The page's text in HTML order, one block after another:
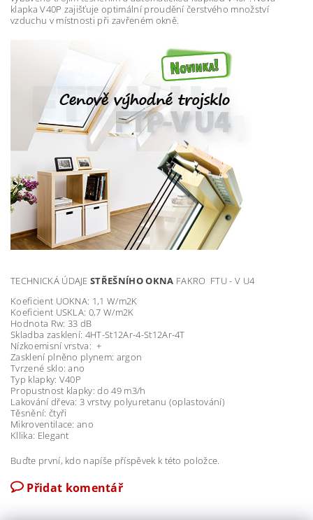
klapka V40P zajišťuje optimální proudění čerstvého množství
vzduchu v místnosti při zavřeném okně.
TECHNICKÁ ÚDAJESTŘEŠNÍHO OKNA FAKRO FTU - V U4
Koeficient UOKNA: 1,1 W/m2K
Koeficient USKLA: 0,7 W/m2K
Hodnota Rw: 33 dB
Skladba zasklení: 4HT-St12Ar-4-St12Ar-4T
Nízkoemisní vrstva: +
Zasklení plněno plynem: argon
Tvrzené sklo: ano
Typ klapky: V40P
Propustnost klapky: do 49 m3/h
Lakování dřeva: 3 vrstvy polyuretanu (oplastování)
Těsnění: čtyři
Mikroventilace: ano
Kllika: Elegant
Buďte první, kdo napíše příspěvek k této položce.
Přidat komentář